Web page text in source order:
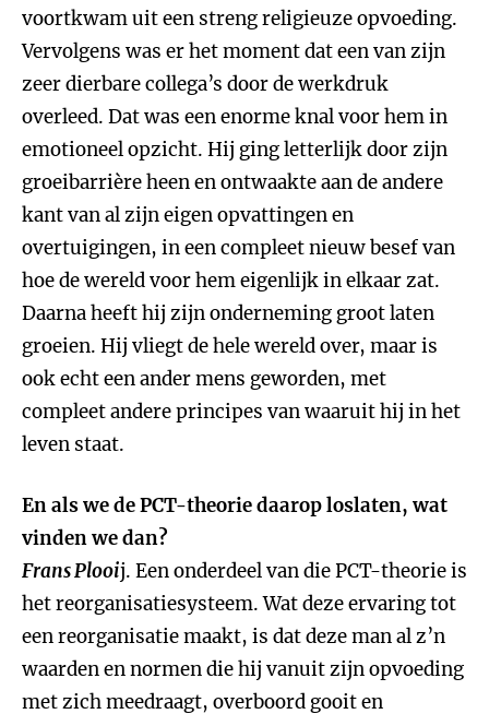
voortkwam uit een streng religieuze opvoeding.
Vervolgens was er het moment dat een van zijn
zeer dierbare collega’s door de werkdruk
overleed. Dat was een enorme knal voor hem in
emotioneel opzicht. Hij ging letterlijk door zijn
groeibarrière heen en ontwaakte aan de andere
kant van al zijn eigen opvattingen en
overtuigingen, in een compleet nieuw besef van
hoe de wereld voor hem eigenlijk in elkaar zat.
Daarna heeft hij zijn onderneming groot laten
groeien. Hij vliegt de hele wereld over, maar is
ook echt een ander mens geworden, met
compleet andere principes van waaruit hij in het
leven staat.
En als we de PCT-theorie daarop loslaten, wat
vinden we dan?
Frans Plooij. Een onderdeel van die PCT-theorie is
het reorganisatiesysteem. Wat deze ervaring tot
een reorganisatie maakt, is dat deze man al z’n
waarden en normen die hij vanuit zijn opvoeding
met zich meedraagt, overboord gooit en